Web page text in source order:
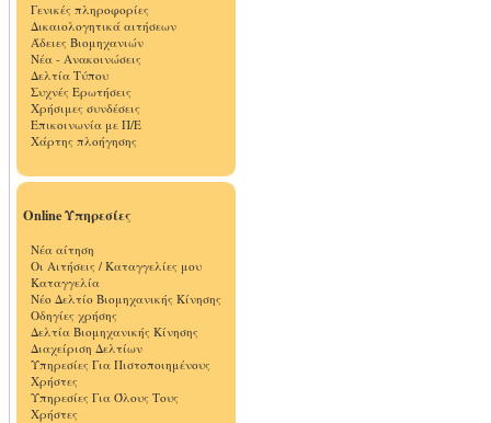
Γενικές πληροφορίες
Δικαιολογητικά αιτήσεων
Άδειες Βιομηχανιών
Νέα - Ανακοινώσεις
Δελτία Τύπου
Συχνές Ερωτήσεις
Χρήσιμες συνδέσεις
Επικοινωνία με Π/Ε
Χάρτης πλοήγησης
Online Υπηρεσίες
Νέα αίτηση
Οι Αιτήσεις / Καταγγελίες μου
Καταγγελία
Νέο Δελτίο Βιομηχανικής Κίνησης
Οδηγίες χρήσης
Δελτία Βιομηχανικής Κίνησης
Διαχείριση Δελτίων
Υπηρεσίες Για Πιστοποιημένους
Χρήστες
Υπηρεσίες Για Όλους Τους
Χρήστες